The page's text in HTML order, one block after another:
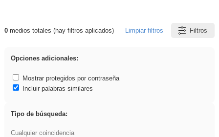
Resultados de: rezo
0medios totales (hay filtros aplicados) Limpiar filtros Filtros
Opciones adicionales:
Mostrar protegidos por contraseña
Incluir palabras similares
Tipo de búsqueda:
Cualquier coincidencia